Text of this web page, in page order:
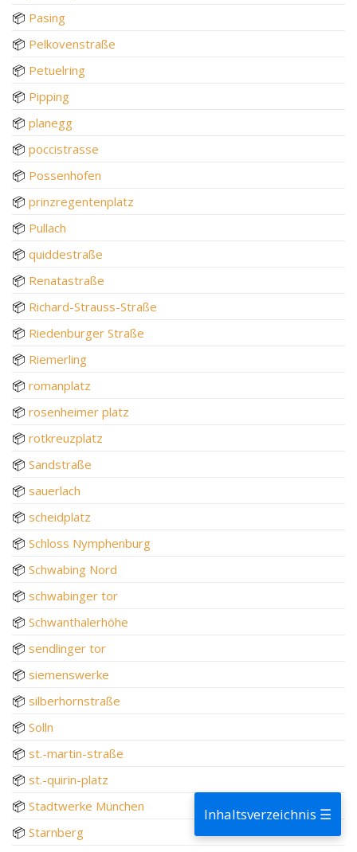
📦 Pasing
📦 Pelkovenstraße
📦 Petuelring
📦 Pipping
📦 planegg
📦 poccistrasse
📦 Possenhofen
📦 prinzregentenplatz
📦 Pullach
📦 quiddestraße
📦 Renatastraße
📦 Richard-Strauss-Straße
📦 Riedenburger Straße
📦 Riemerling
📦 romanplatz
📦 rosenheimer platz
📦 rotkreuzplatz
📦 Sandstraße
📦 sauerlach
📦 scheidplatz
📦 Schloss Nymphenburg
📦 Schwabing Nord
📦 schwabinger tor
📦 Schwanthalerhöhe
📦 sendlinger tor
📦 siemenswerke
📦 silberhornstraße
📦 Solln
📦 st.-martin-straße
📦 st.-quirin-platz
📦 Stadtwerke München
📦 Starnberg
Inhaltsverzeichnis ☰